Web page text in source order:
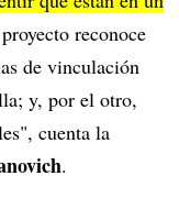
reconoce
de vinculación
y, por el otro,
cuenta la
.